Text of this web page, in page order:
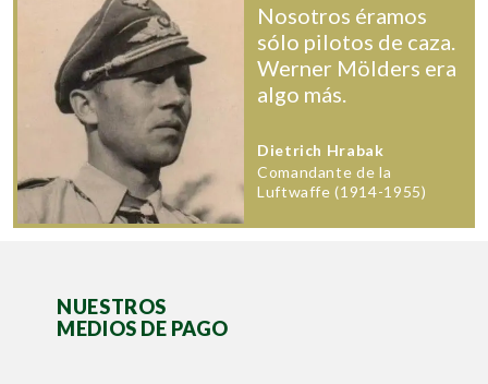
Nosotros éramos
sólo pilotos de caza.
Werner Mölders era
algo más.
Dietrich Hrabak
Comandante de la
Luftwaffe (1914-1955)
NUESTROS
MEDIOS DE PAGO